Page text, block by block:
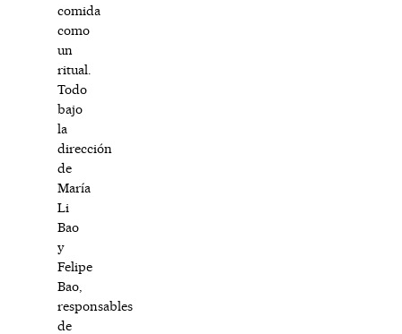
comida
como
un
ritual.
Todo
bajo
la
dirección
de
María
Li
Bao
y
Felipe
Bao,
responsables
de